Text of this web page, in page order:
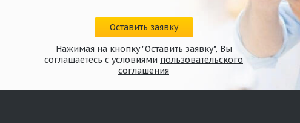
Оставить заявку
Нажимая на кнопку "Оставить заявку", Вы
соглашаетесь с условиями пользовательского
соглашения